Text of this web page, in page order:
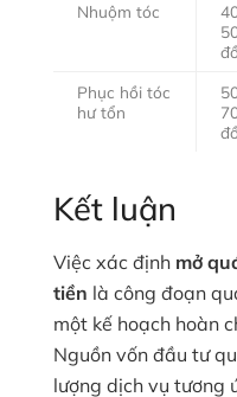
Nhuộm tóc
Phục hồi tóc
hư tổn
Kết luận
Việc xác định mở
tiền là công đoạn
một kế hoạch hoàn
Nguồn vốn đầu tư
lượng dịch vụ tương